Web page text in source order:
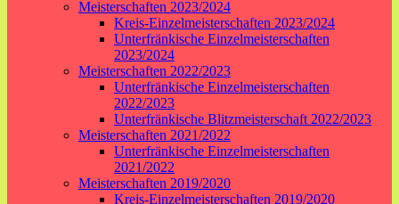
Meisterschaften 2023/2024
Kreis-Einzelmeisterschaften 2023/2024
Unterfränkische Einzelmeisterschaften
2023/2024
Meisterschaften 2022/2023
Unterfränkische Einzelmeisterschaften
2022/2023
Unterfränkische Blitzmeisterschaft 2022/2023
Meisterschaften 2021/2022
Unterfränkische Einzelmeisterschaften
2021/2022
Meisterschaften 2019/2020
Kreis-Einzelmeisterschaften 2019/2020